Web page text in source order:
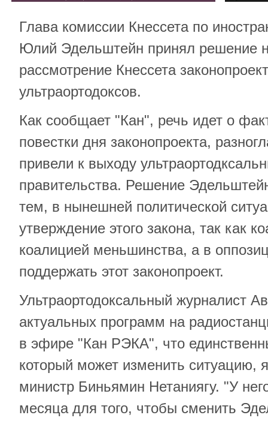
Глава комиссии Кнессета по
Юлий Эдельштейн принял решение
рассмотрение Кнессета
ультраортодоксов.
Как сообщает "Кан", речь идет о
повестки дня законопроекта,
привели к выходу
правительства. Решение
тем, в нынешней политической
утверждение этого закона, так как
коалицией меньшинства, а в
поддержать этот законопроект.
Ультраортодоксальный журналист
актуальных программ на
в эфире "Кан РЭКА", что
который может изменить ситуацию,
министр Биньямин Нетаниягу. "У
месяца для того, чтобы сменить